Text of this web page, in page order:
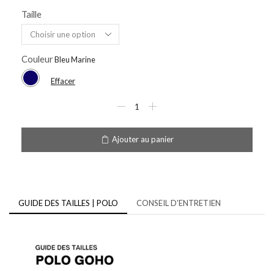
Taille
Couleur
Effacer
Ajouter au panier
GUIDE DES TAILLES | POLO CONSEIL D'ENTRETIEN